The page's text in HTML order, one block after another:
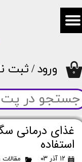
۰ ورود/ثبت
حساب کاربری من
سفارشات
خروج از حساب
غذای درمانی
استفاده
۱۲ آذر ۰۳ مقالات